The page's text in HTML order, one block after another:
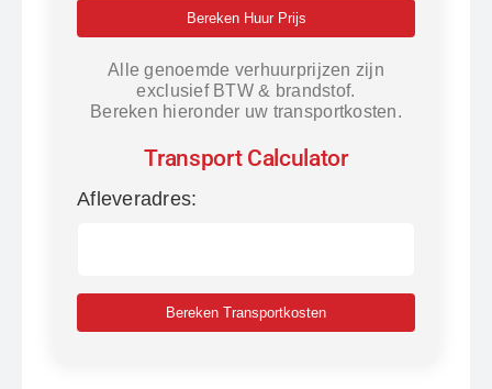
Bereken Huur Prijs
Alle genoemde verhuurprijzen zijn
exclusief BTW & brandstof.
Bereken hieronder uw transportkosten.
Transport Calculator
Afleveradres:
Bereken Transportkosten